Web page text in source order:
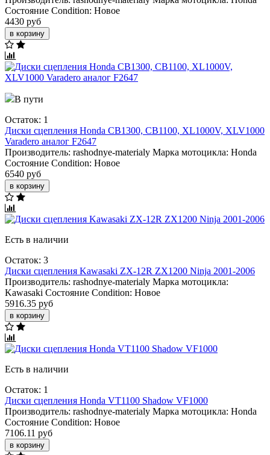
Состояние Condition: Новое
4430 руб
в корзину
В пути
Остаток: 1
Диски сцепления Honda CB1300, CB1100, XL1000V, XLV1000
Varadero аналог F2647
Производитель: rashodnye-materialy Марка мотоцикла: Honda
Состояние Condition: Новое
6540 руб
в корзину
Есть в наличии
Остаток: 3
Диски сцепления Kawasaki ZX-12R ZX1200 Ninja 2001-2006
Производитель: rashodnye-materialy Марка мотоцикла:
Kawasaki Состояние Condition: Новое
5916.35 руб
в корзину
Есть в наличии
Остаток: 1
Диски сцепления Honda VT1100 Shadow VF1000
Производитель: rashodnye-materialy Марка мотоцикла: Honda
Состояние Condition: Новое
7106.11 руб
в корзину